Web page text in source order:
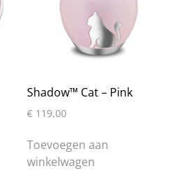
Shadow™ Cat – Pink
€ 119,00
Toevoegen aan
winkelwagen